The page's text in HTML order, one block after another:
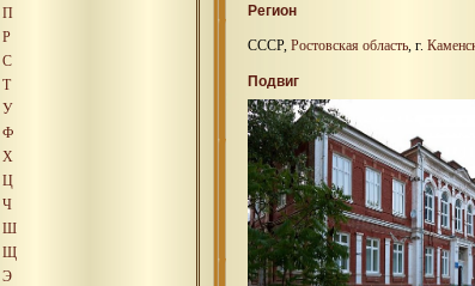
П
Р
С
Т
У
Ф
Х
Ц
Ч
Ш
Щ
Э
Регион
СССР, Ростовская область , г.
Подвиг